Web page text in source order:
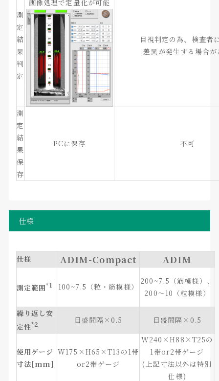
測
定
結
果
判
定
画像処理で定量化が可能
目視判定の為、検査者
差異が発生する場合
測
定
結
果
保
存
PCに保存 不可
仕様
仕様 ADIM-Compact ADIM
測定範囲*1 100~7.5（粒・筋模様）
200~7.5（筋模様）、
200～10（粒模様）
繰り返し安
定性*2 目盛間隔×0.5 目盛間隔×0.5
使用ゲージ
寸法[mm]
W175×H65×T13の1帯
or2帯ゲージ
W240×H88×T25の
1帯or2帯ゲージ
(上記寸法以外は特別
仕様)